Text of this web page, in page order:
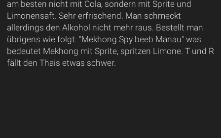
am besten nicht mit Cola, sondern mit Sprite und
Limonensaft. Sehr erfrischend. Man schmeckt
allerdings den Alkohol nicht mehr raus. Bestellt man
übrigens wie folgt: "Mekhong Spy beeb Manau" was
bedeutet Mekhong mit Sprite, spritzen Limone. T und R
fällt den Thais etwas schwer.